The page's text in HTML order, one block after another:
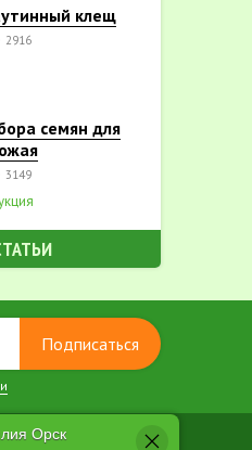
Орск
клещ
2916
семян для
3149
Подписаться